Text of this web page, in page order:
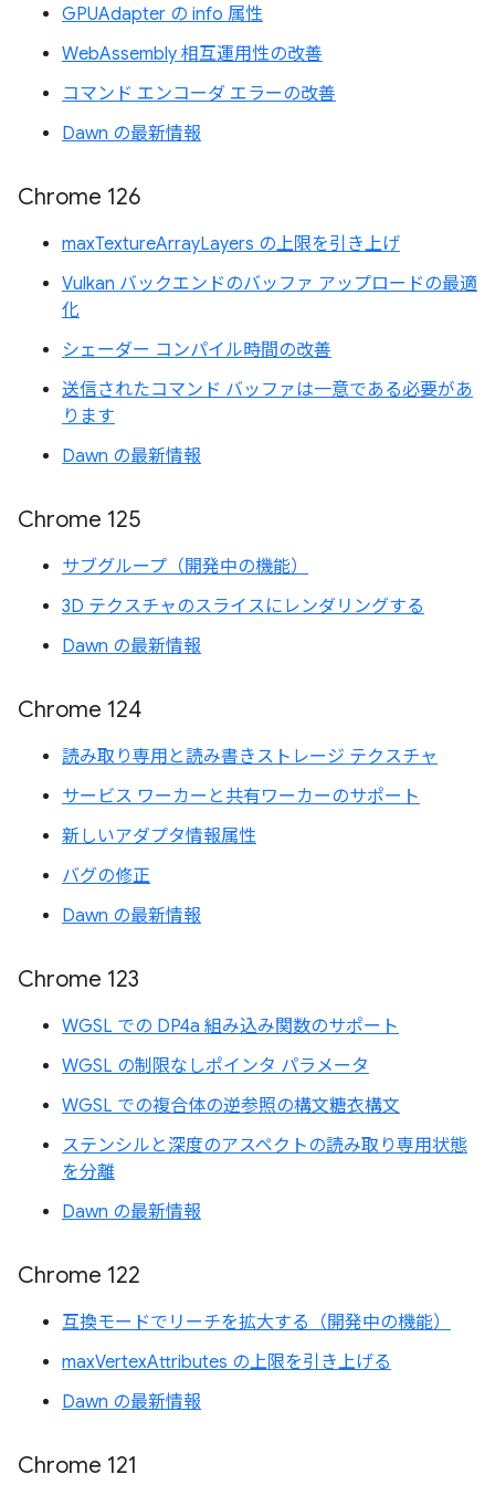
GPUAdapter の info 属性
WebAssembly 相互運用性の改善
コマンド エンコーダ エラーの改善
Dawn の最新情報
Chrome 126
maxTextureArrayLayers の上限を引き上げ
Vulkan バックエンドのバッファ アップロードの最適
化
シェーダー コンパイル時間の改善
送信されたコマンド バッファは一意である必要があ
ります
Dawn の最新情報
Chrome 125
サブグループ（開発中の機能）
3D テクスチャのスライスにレンダリングする
Dawn の最新情報
Chrome 124
読み取り専用と読み書きストレージ テクスチャ
サービス ワーカーと共有ワーカーのサポート
新しいアダプタ情報属性
バグの修正
Dawn の最新情報
Chrome 123
WGSL での DP4a 組み込み関数のサポート
WGSL の制限なしポインタ パラメータ
WGSL での複合体の逆参照の構文糖衣構文
ステンシルと深度のアスペクトの読み取り専用状態
を分離
Dawn の最新情報
Chrome 122
互換モードでリーチを拡大する（開発中の機能）
maxVertexAttributes の上限を引き上げる
Dawn の最新情報
Chrome 121